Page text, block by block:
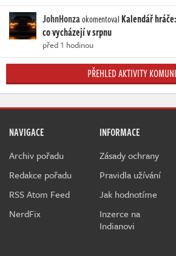
JohnHonzaokomentoval Kalendář
co vycházejí v srpnu
před 1 hodinou
PŘEHLED AKTIVITY
NAVIGACE
Archiv pořadu
Redakce pořadu
RSS Atom Feed
NerdFix
INFORMACE
Zásady ochrany
Pravidla užívání
Jak hodnotíme
Inzerce na
Indianovi